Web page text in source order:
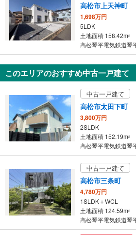
高松市上天神町
1,698万円
5LDK
土地面積 158.42m2
高松琴平電気鉄道
このエリアのおすすめ中古一戸建て
中古一戸建て
高松市太田下町
3,800万円
2SLDK
土地面積 152.19m2
高松琴平電気鉄道琴
中古一戸建て
高松市三条町
4,780万円
1SLDK＋WCL
土地面積 124.59m2
高松琴平電気鉄道琴